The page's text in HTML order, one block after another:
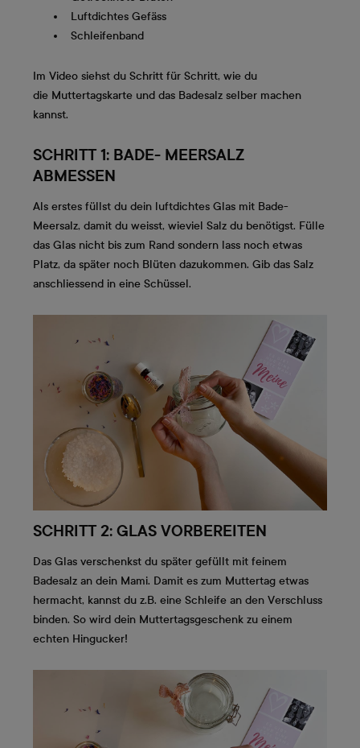
Luftdichtes Gefäss
Schleifenband
Im Video siehst du Schritt für Schritt, wie du
die Muttertagskarte und das Badesalz selber machen
kannst.
SCHRITT 1: BADE- MEERSALZ
ABMESSEN
Als erstes füllst du dein luftdichtes Glas mit Bade-
Meersalz, damit du weisst, wieviel Salz du benötigst. Fülle
das Glas nicht bis zum Rand sondern lass noch etwas
Platz, da später noch Blüten dazukommen. Gib das Salz
anschliessend in eine Schüssel.
SCHRITT 2: GLAS VORBEREITEN
Das Glas verschenkst du später gefüllt mit feinem
Badesalz an dein Mami. Damit es zum Muttertag etwas
hermacht, kannst du z.B. eine Schleife an den Verschluss
binden. So wird dein Muttertagsgeschenk zu einem
echten Hingucker!